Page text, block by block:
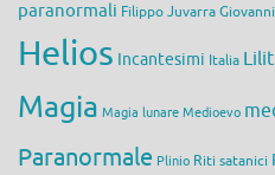
paranormali Filippo Juvarra
Helios Incantesimi Italia
Magia Magia lunare Medioevo
Paranormale Plinio Riti satanici